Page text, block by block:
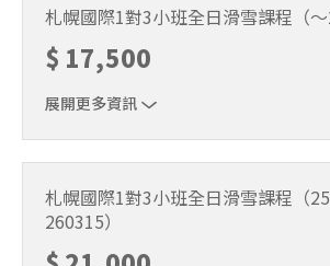
時間9:30～15:30（含午休1小時）。
札幌國際1對3小班全日滑雪課程（～
$ 17,500
展開更多資訊
程時間9:30～15:30（含午休1小時）。
札幌國際1對3小班全日滑雪課程（
260315）